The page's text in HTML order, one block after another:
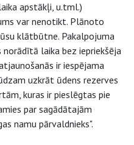
apstākļi, u.tml.)
var nenotikt. Plānoto
klātbūtne. Pakalpojuma
laika bez iepriekšēja
ir iespējama
uzkrāt ūdens rezerves
kuras ir pieslēgtas pie
par sagādātajām
namu pārvaldnieks".